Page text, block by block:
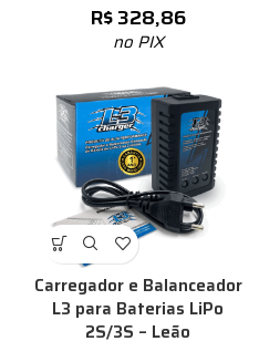
R$328,86
no PIX
Carregador e Balanceador
L3 para Baterias LiPo
2S/3S – Leão